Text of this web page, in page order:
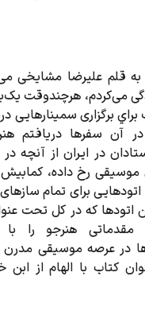
به قلم علیرضا مشایخی
می‌کردم، هرچندوقت
برگزاری سمينارهايی
آن سفرها دريافتم
در ايران از آنچه
موسيقی رخ داده،
برای تمام
اتودها که در کل تحت
مقدماتی هنرجو را
در عرصه موسيقی مدرن
کتاب با الهام از